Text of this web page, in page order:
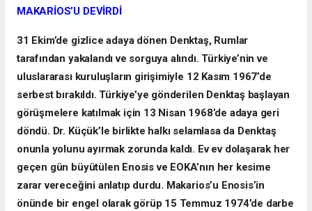
MAKARİOS’U DEVİRDİ
31 Ekim’de gizlice adaya dönen Denktaş, Rumlar
tarafından yakalandı ve sorguya alındı. Türkiye’nin ve
uluslararası kuruluşların girişimiyle 12 Kasım 1967’de
serbest bırakıldı. Türkiye’ye gönderilen Denktaş başlayan
görüşmelere katılmak için 13 Nisan 1968’de adaya geri
döndü. Dr. Küçük’le birlikte halkı selamlasa da Denktaş
onunla yolunu ayırmak zorunda kaldı. Ev ev dolaşarak her
geçen gün büyütülen Enosis ve EOKA’nın her kesime
zarar vereceğini anlatıp durdu. Makarios’u Enosis’in
önünde bir engel olarak görüp 15 Temmuz 1974’de darbe